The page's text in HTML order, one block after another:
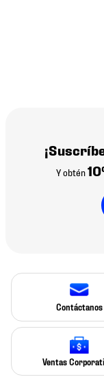
Y obtén
Contáctanos
Ventas